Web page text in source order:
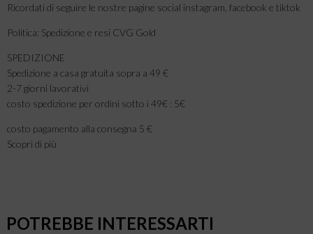
Ricordati di seguire le nostre pagine social instagram, facebook e tiktok
Politica: Spedizione e resi CVG Gold
SPEDIZIONE
Spedizione a casa gratuita sopra a 49 €
2-7 giorni lavorativi
costo spedizione per ordini sotto i 49€ : 5€
costo pagamento alla consegna 5 €
Scopri di più
POTREBBE INTERESSARTI